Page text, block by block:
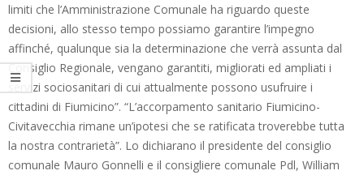
limiti che l’Amministrazione Comunale ha riguardo queste
decisioni, allo stesso tempo possiamo garantire l’impegno
affinché, qualunque sia la determinazione che verrà assunta dal
Consiglio Regionale, vengano garantiti, migliorati ed ampliati i
servizi sociosanitari di cui attualmente possono usufruire i
cittadini di Fiumicino”. “L’accorpamento sanitario Fiumicino-
Civitavecchia rimane un’ipotesi che se ratificata troverebbe tutta
la nostra contrarietà”. Lo dichiarano il presidente del consiglio
comunale Mauro Gonnelli e il consigliere comunale Pdl, William